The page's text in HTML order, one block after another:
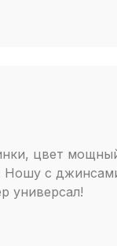
цвет
Ношу с
универсал!